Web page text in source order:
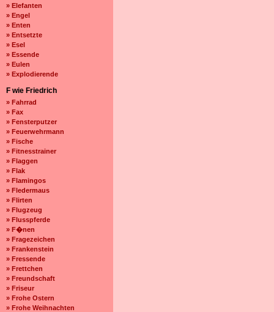
» Elefanten
» Engel
» Enten
» Entsetzte
» Esel
» Essende
» Eulen
» Explodierende
F wie Friedrich
» Fahrrad
» Fax
» Fensterputzer
» Feuerwehrmann
» Fische
» Fitnesstrainer
» Flaggen
» Flak
» Flamingos
» Fledermaus
» Flirten
» Flugzeug
» Flusspferde
» F�nen
» Fragezeichen
» Frankenstein
» Fressende
» Frettchen
» Freundschaft
» Friseur
» Frohe Ostern
» Frohe Weihnachten